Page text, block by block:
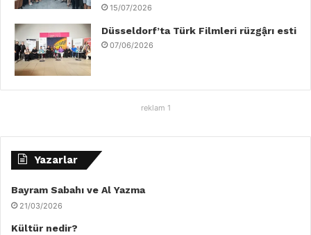
15/07/2026
Düsseldorf’ta Türk Filmleri rüzgậrı esti
07/06/2026
reklam 1
Yazarlar
Bayram Sabahı ve Al Yazma
21/03/2026
Kültür nedir?